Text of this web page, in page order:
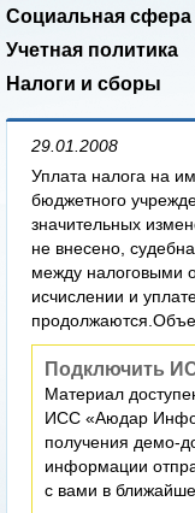
Социальная сфера
Учетная политика
Налоги и сборы
29.01.2008
Уплата налога на
бюджетного
значительных
не внесено,
между налоговыми
исчислении и
Подключить
Материал
ИСС «Аюдар
получения демо-
информации
с вами в